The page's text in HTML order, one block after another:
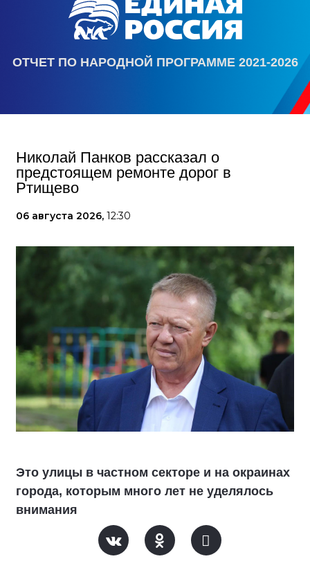
ОТЧЕТ ПО НАРОДНОЙ ПРОГРАММЕ 2021-2026
Николай Панков рассказал о
предстоящем ремонте дорог в
Ртищево
06 августа 2026, 12:30
Это улицы в частном секторе и на окраинах
города, которым много лет не уделялось
внимания